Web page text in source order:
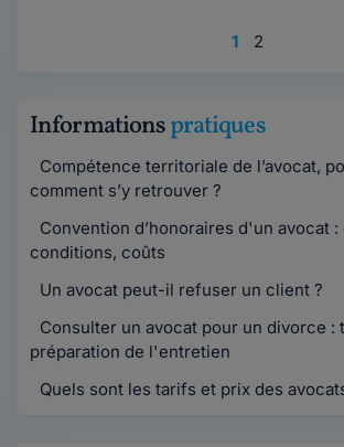
1 2
Informationspratiques
Compétence territoriale de l’avocat,
comment s’y retrouver ?
Convention d’honoraires d'un avocat :
conditions, coûts
Un avocat peut-il refuser un client ?
Consulter un avocat pour un divorce :
préparation de l'entretien
Quels sont les tarifs et prix des